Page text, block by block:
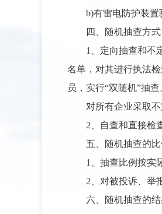
b)有雷电防护装置
四、随机抽查方式
1、定向抽查和不
名单，对其进行执法
员，实行“双随机”抽查
对所有企业采取
2、自查和直接检
五、随机抽查的
1、 抽查比例按实
2、对被投诉、举
六、随机抽查的结